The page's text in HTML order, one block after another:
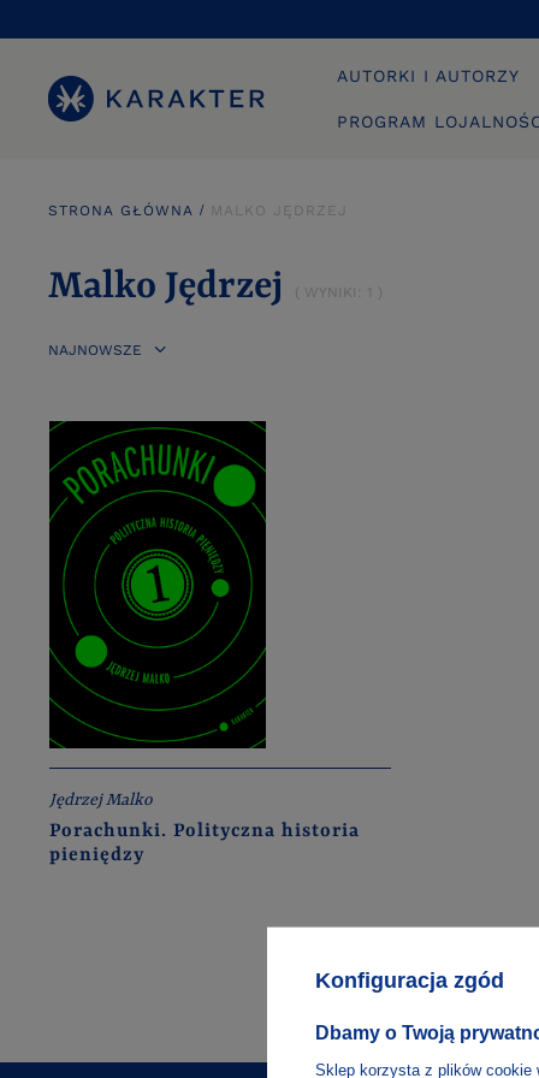
AUTORKI I AUTORZY
PROGRAM
STRONA GŁÓWNA MALKO JĘDRZEJ
Malko Jędrzej ( WYNIKI: 1 )
NAJNOWSZE
Jędrzej Malko
Porachunki. Polityczna historia
pieniędzy
Konfiguracja zgód
Dbamy o Twoją
Sklep korzysta z plików cookie